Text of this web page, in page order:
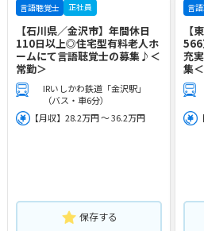
言語聴覚士 正社員
【石川県／金沢市】年間休日
110日以上◎住宅型有料老人ホ
ームにて言語聴覚士の募集♪＜
常勤＞
IRいしかわ鉄道「金沢駅」
（バス・車6分）
【月収】28.2万円 ～ 36.2万円
保存する
言
【
566
充
集